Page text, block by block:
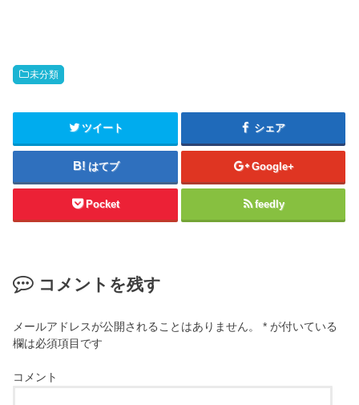
未分類
ツイート シェア
はてブ Google+
Pocket feedly
コメントを残す
メールアドレスが公開されることはありません。 * が付いている
欄は必須項目です
コメント